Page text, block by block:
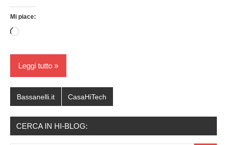
Mi piace:
Caricamento
corso…
Leggi tutto
Bassanelli.it CasaHiTech
CERCA IN HI-BLOG: